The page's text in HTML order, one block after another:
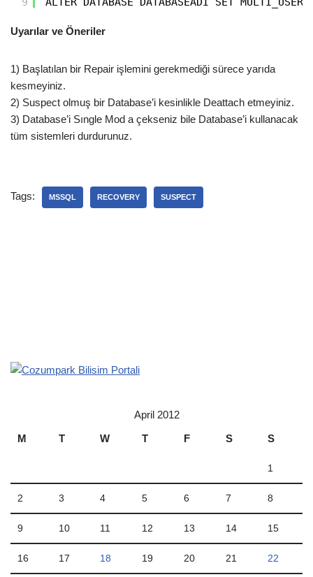
Uyarılar ve Öneriler
1) Başlatılan bir Repair işlemini gerekmediği sürece yarıda
kesmeyiniz.
2) Suspect olmuş bir Database’i kesinlikle Deattach etmeyiniz.
3) Database’i Sıngle Mod a çekseniz bile Database’i kullanacak
tüm sistemleri durdurunuz.
Tags: MSSQL RECOVERY SUSPECT
April 2012
M
T W T F S S
1
2 3 4 5 6 7 8
9 10 11 12 13 14 15
16 17 18 19 20 21 22